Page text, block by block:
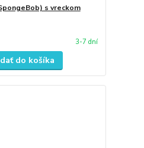
s vreckom
3-7 dní
do košíka